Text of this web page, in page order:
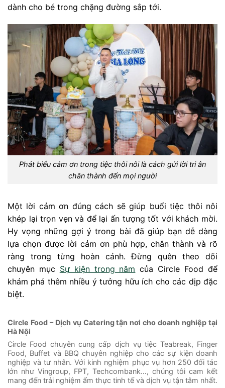
dành cho bé trong chặng đường sắp tới.
Phát biểu cảm ơn trong tiệc thôi nôi là cách gửi lời tri ân
chân thành đến mọi người
Một lời cảm ơn đúng cách sẽ giúp buổi tiệc thôi nôi
khép lại trọn vẹn và để lại ấn tượng tốt với khách mời.
Hy vọng những gợi ý trong bài đã giúp bạn dễ dàng
lựa chọn được lời cảm ơn phù hợp, chân thành và rõ
ràng trong từng hoàn cảnh. Đừng quên theo dõi
chuyên mục Sự kiện trong năm của Circle Food để
khám phá thêm nhiều ý tưởng hữu ích cho các dịp đặc
biệt.
Circle Food – Dịch vụ Catering tận nơi cho doanh nghiệp tại
Hà Nội
Circle Food chuyên cung cấp dịch vụ tiệc Teabreak, Finger
Food, Buffet và BBQ chuyên nghiệp cho các sự kiện doanh
nghiệp và tư nhân. Với kinh nghiệm phục vụ hơn 250 đối tác
lớn như Vingroup, FPT, Techcombank…, chúng tôi cam kết
mang đến trải nghiệm ẩm thực tinh tế và dịch vụ tận tâm nhất.